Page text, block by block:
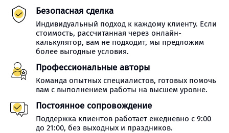
Безопасная сделка
Индивидуальный подход к каждому клиенту. Если
стоимость, рассчитанная через онлайн-
калькулятор, вам не подходит, мы предложим
более выгодные условия.
Профессиональные авторы
Команда опытных специалистов, готовых помочь
вам с выполнением работы на высшем уровне.
Постоянное сопровождение
Поддержка клиентов работает ежедневно с 9:00
до 21:00, без выходных и праздников.